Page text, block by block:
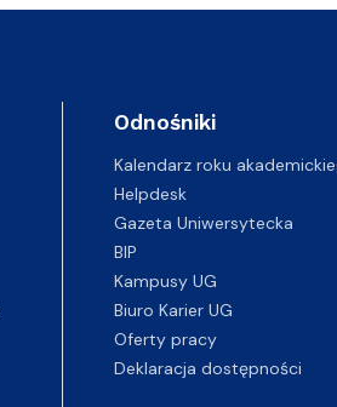
Odnośniki
Kalendarz roku
Helpdesk
Gazeta Uniwersytecka
BIP
Kampusy UG
Biuro Karier UG
Oferty pracy
Deklaracja dostępności